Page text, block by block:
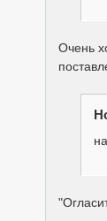
Очень